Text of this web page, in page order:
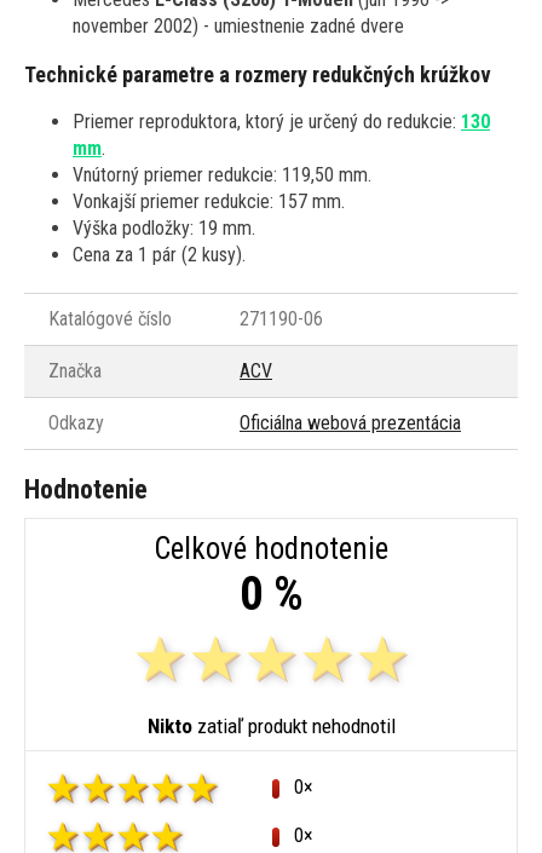
november 2002) - umiestnenie zadné dvere
Technické parametre a rozmery redukčných krúžkov
Priemer reproduktora, ktorý je určený do redukcie: 130
mm.
Vnútorný priemer redukcie: 119,50 mm.
Vonkajší priemer redukcie: 157 mm.
Výška podložky: 19 mm.
Cena za 1 pár (2 kusy).
Katalógové číslo 271190-06
Značka ACV
Odkazy Oficiálna webová prezentácia
Hodnotenie
Celkové hodnotenie
0 %
Niktozatiaľ produkt nehodnotil
0×
0×